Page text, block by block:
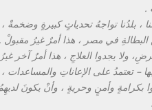
.
بلدُنا تواجهُ تحدياتٍ كبيرةٍ وضخمةْ
البطالةِ في مصر ، هذا أمرٌ غيرُ مقبولْ .
ولا يجدوا العلاجِ ، هذا أمرٌ آخر
– تعتمدُ على الإعاناتِ والمساعدات
بكرامةٍ وأمنٍ وحريةٍ ، وأنْ يكونَ